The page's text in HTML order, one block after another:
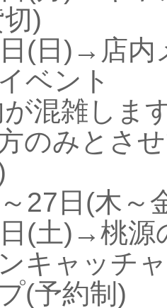
)
日(日)→店内
ベント
混雑しま
のみとさ
～27日(木～
日(土)→桃源
キャッチ
(予約制)